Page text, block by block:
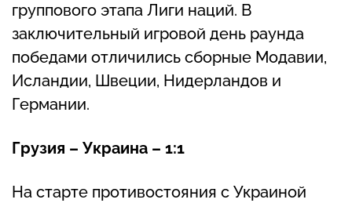
группового этапа Лиги наций. В
заключительный игровой день раунда
победами отличились сборные Модавии,
Исландии, Швеции, Нидерландов и
Германии.
Грузия – Украина – 1:1
На старте противостояния с Украиной